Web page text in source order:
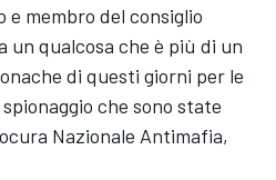
e membro del consiglio
un qualcosa che è più di un
di questi giorni per le
che sono state
Nazionale Antimafia,